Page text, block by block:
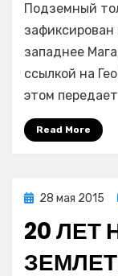
Подземный
зафиксирован
западнее
ссылкой на
этом
Read More
Posted
28 мая 2015
20